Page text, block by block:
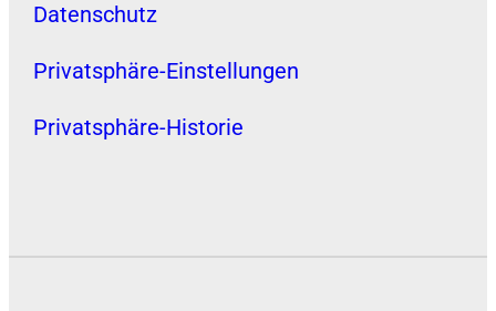
Datenschutz
Privatsphäre-Einstellungen
Privatsphäre-Historie